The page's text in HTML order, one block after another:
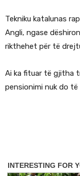
Tekniku katalunas
Angli, ngase
rikthehet për të
Ai ka fituar të gjitha
pensionimi nuk do